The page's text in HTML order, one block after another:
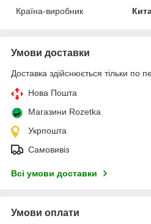
Країна-виробник
Умови доставки
Доставка здійснюється тільки по
Нова Пошта
Магазини Rozetka
Укрпошта
Самовивіз
Всі умови доставки
Умови оплати